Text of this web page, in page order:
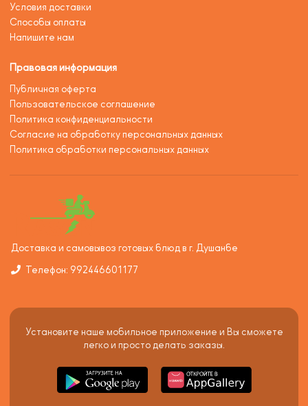
Условия доставки
Способы оплаты
Напишите нам
Правовая информация
Публичная оферта
Пользовательское соглашение
Политика конфиденциальности
Согласие на обработку персональных данных
Политика обработки персональных данных
Доставка и самовывоз готовых блюд в г. Душанбе
Телефон: 992446601177
Установите наше мобильное приложение и Вы сможете
легко и просто делать заказы.